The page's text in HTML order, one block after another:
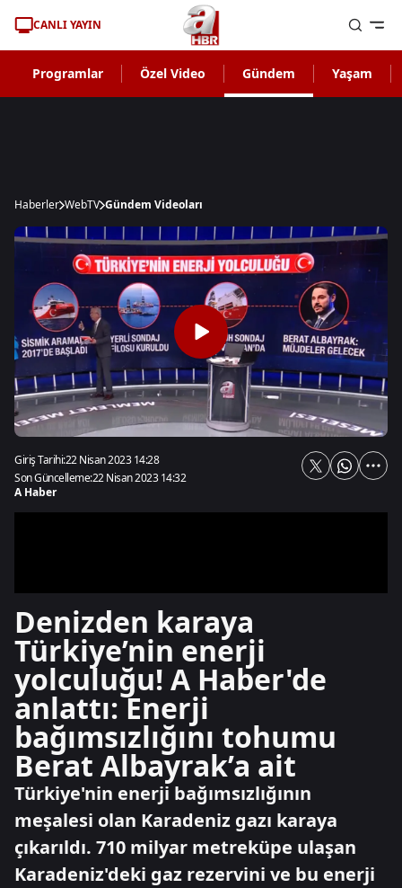
CANLI YAYIN
Programlar Özel Video Gündem Yaşam
Haberler WebTV Gündem Videoları
Giriş Tarihi:22 Nisan 2023 14:28
Son Güncelleme:22 Nisan 2023 14:32
A Haber
Denizden karaya
Türkiye’nin enerji
yolculuğu! A Haber'de
anlattı: Enerji
bağımsızlığını tohumu
Berat Albayrak’a ait
Türkiye'nin enerji bağımsızlığının
meşalesi olan Karadeniz gazı karaya
çıkarıldı. 710 milyar metreküpe ulaşan
Karadeniz'deki gaz rezervini ve bu enerji